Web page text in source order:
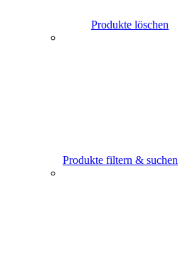
Produkte löschen
Produkte filtern & suchen